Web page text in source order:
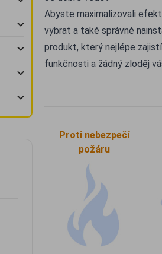
Abyste maximalizovali
vybrat a také správně
produkt, který nejlépe
funkčnosti a žádný zloděj
Proti nebezpečí
požáru